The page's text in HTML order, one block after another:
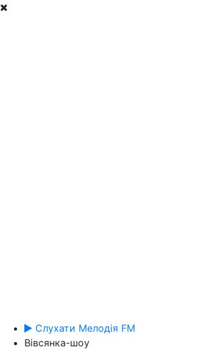
Слухати Мелодія FM
Вівсянка-шоу